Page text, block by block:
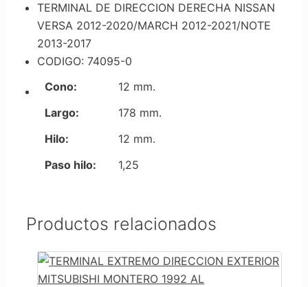
TERMINAL DE DIRECCION DERECHA NISSAN
VERSA 2012-2020/MARCH 2012-2021/NOTE
2013-2017
CODIGO: 74095-0
Cono:
12 mm.
Largo:
178 mm.
Hilo:
12 mm.
Paso hilo:
1,25
Productos relacionados